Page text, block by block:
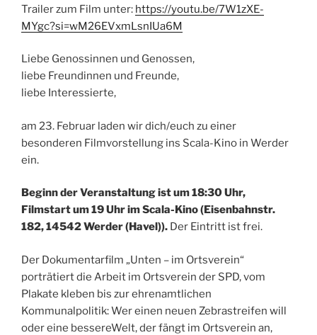
Trailer zum Film unter: https://youtu.be/7W1zXE-
MYgc?si=wM26EVxmLsnIUa6M
Liebe Genossinnen und Genossen,
liebe Freundinnen und Freunde,
liebe Interessierte,
am 23. Februar laden wir dich/euch zu einer
besonderen Filmvorstellung ins Scala-Kino in Werder
ein.
Beginn der Veranstaltung ist um 18:30 Uhr,
Filmstart um 19 Uhr im Scala-Kino (Eisenbahnstr.
182, 14542 Werder (Havel)). Der Eintritt ist frei.
Der Dokumentarfilm „Unten – im Ortsverein“
porträtiert die Arbeit im Ortsverein der SPD, vom
Plakate kleben bis zur ehrenamtlichen
Kommunalpolitik: Wer einen neuen Zebrastreifen will
oder eine bessereWelt, der fängt im Ortsverein an,